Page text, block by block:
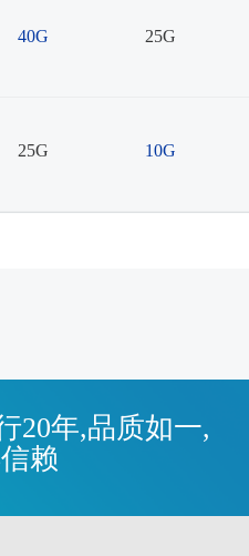
40G
25G
25G
10G
20年,品质如一,
赖